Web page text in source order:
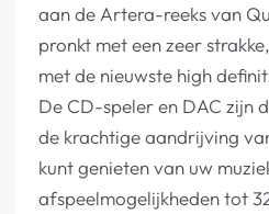
aan de Artera-reeks van
pronkt met een zeer
met de nieuwste high
De CD-speler en DAC zijn
de krachtige aandrijving
kunt genieten van uw
afspeelmogelijkheden tot